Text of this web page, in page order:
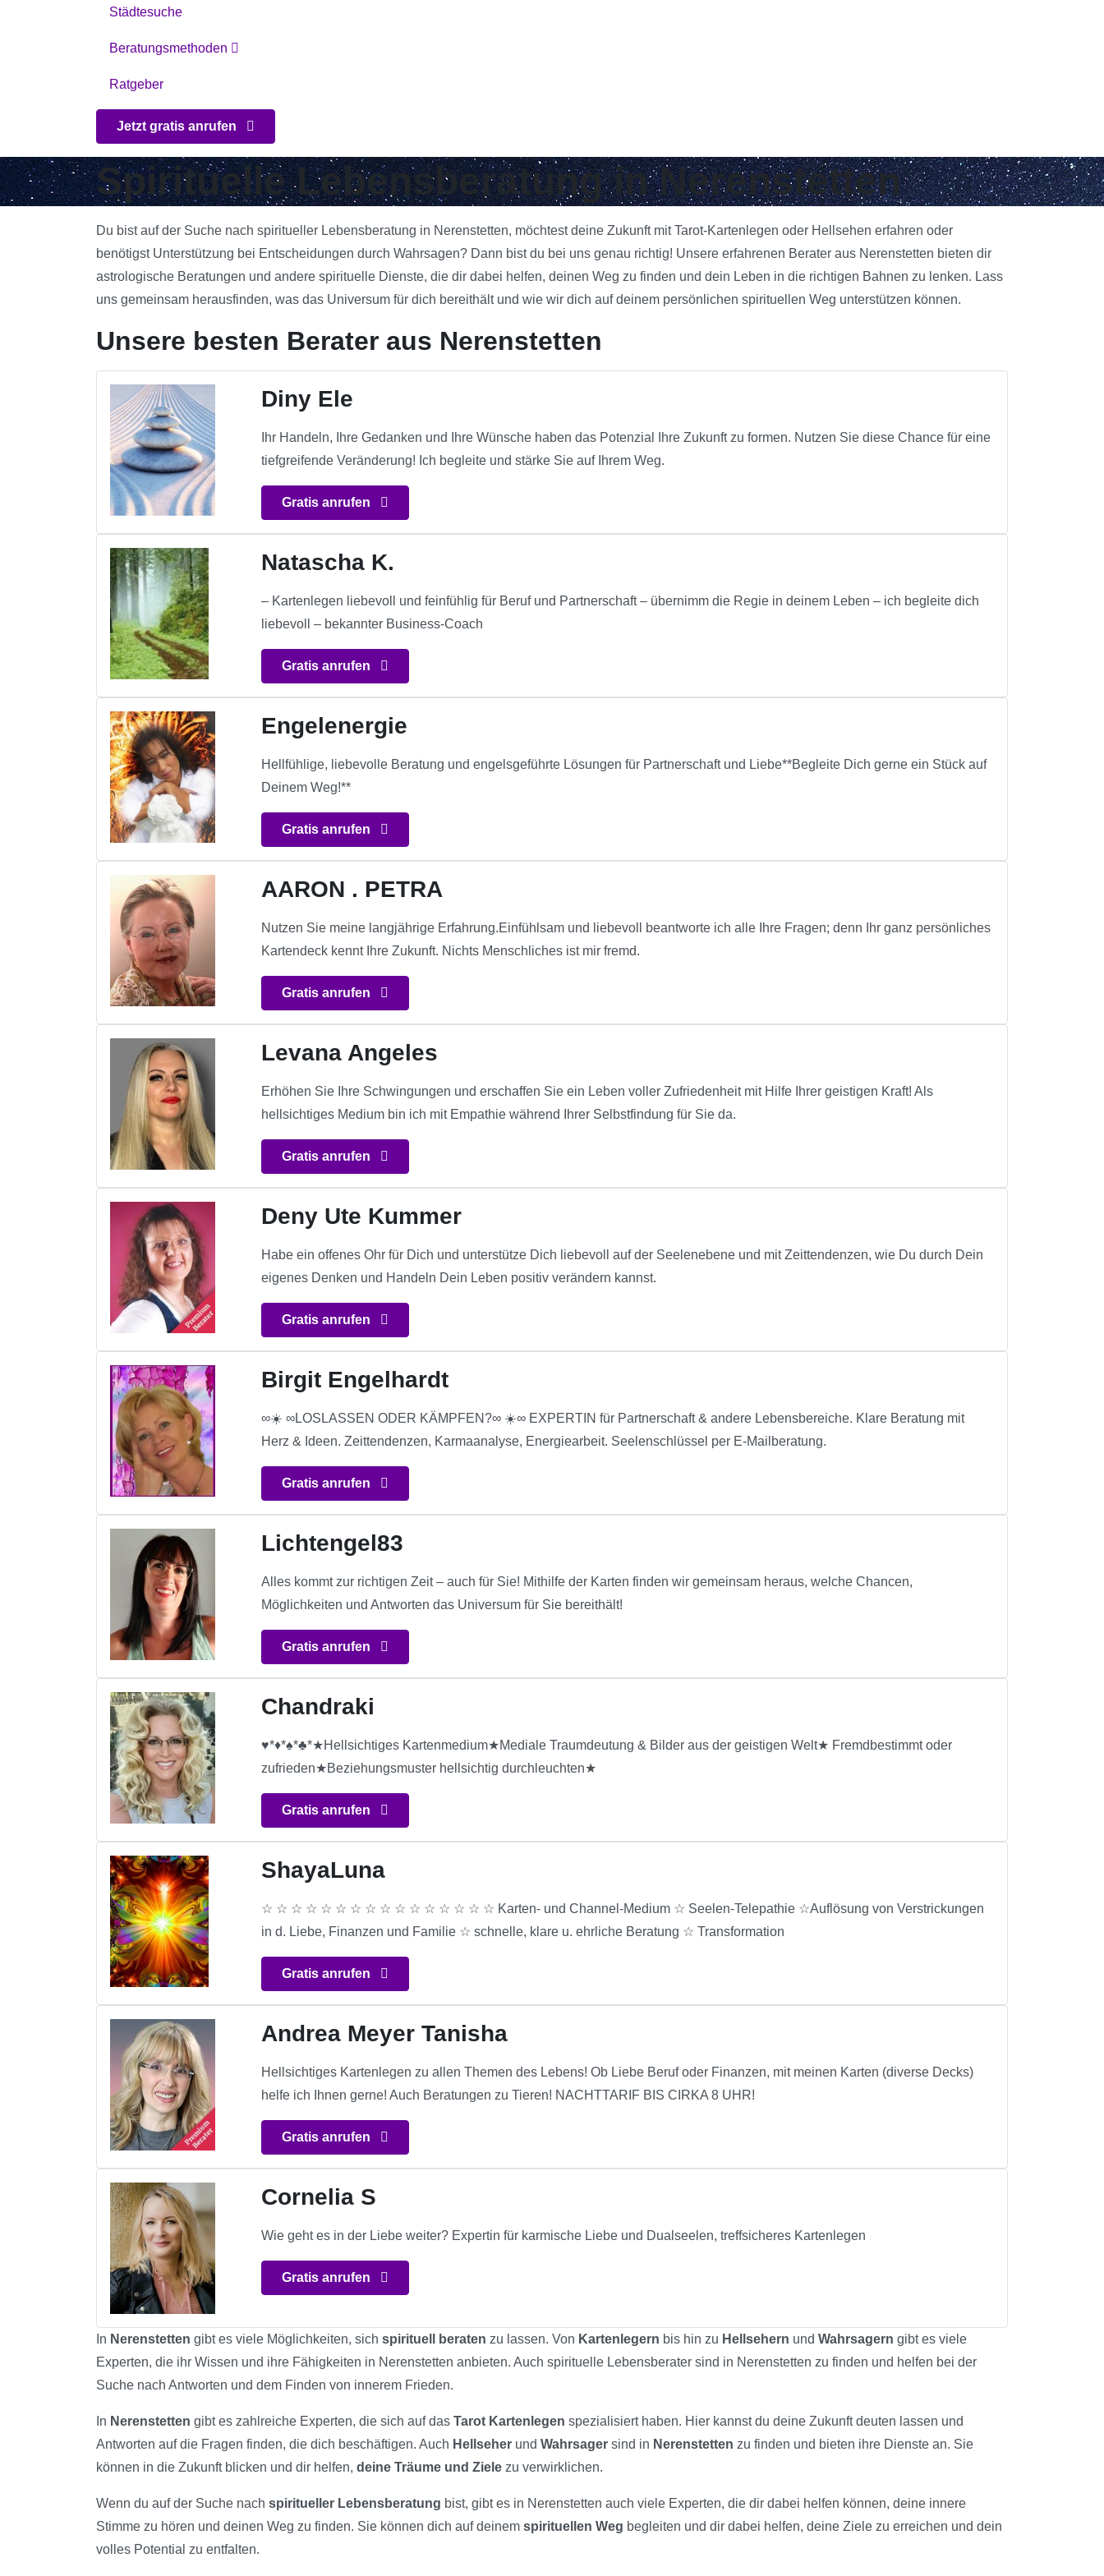
Städtesuche
Beratungsmethoden
Ratgeber
Jetzt gratis anrufen
Spirituelle Lebensberatung in Nerenstetten
Du bist auf der Suche nach spiritueller Lebensberatung in Nerenstetten, möchtest deine Zukunft mit Tarot-Kartenlegen oder Hellsehen erfahren oder
benötigst Unterstützung bei Entscheidungen durch Wahrsagen? Dann bist du bei uns genau richtig! Unsere erfahrenen Berater aus Nerenstetten bieten dir
astrologische Beratungen und andere spirituelle Dienste, die dir dabei helfen, deinen Weg zu finden und dein Leben in die richtigen Bahnen zu lenken. Lass
uns gemeinsam herausfinden, was das Universum für dich bereithält und wie wir dich auf deinem persönlichen spirituellen Weg unterstützen können.
Unsere besten Berater aus Nerenstetten
Diny Ele
Ihr Handeln, Ihre Gedanken und Ihre Wünsche haben das Potenzial Ihre Zukunft zu formen. Nutzen Sie diese Chance für eine
tiefgreifende Veränderung! Ich begleite und stärke Sie auf Ihrem Weg.
Gratis anrufen
Natascha K.
– Kartenlegen liebevoll und feinfühlig für Beruf und Partnerschaft – übernimm die Regie in deinem Leben – ich begleite dich
liebevoll – bekannter Business-Coach
Gratis anrufen
Engelenergie
Hellfühlige, liebevolle Beratung und engelsgeführte Lösungen für Partnerschaft und Liebe**Begleite Dich gerne ein Stück auf
Deinem Weg!**
Gratis anrufen
AARON . PETRA
Nutzen Sie meine langjährige Erfahrung.Einfühlsam und liebevoll beantworte ich alle Ihre Fragen; denn Ihr ganz persönliches
Kartendeck kennt Ihre Zukunft. Nichts Menschliches ist mir fremd.
Gratis anrufen
Levana Angeles
Erhöhen Sie Ihre Schwingungen und erschaffen Sie ein Leben voller Zufriedenheit mit Hilfe Ihrer geistigen Kraft! Als
hellsichtiges Medium bin ich mit Empathie während Ihrer Selbstfindung für Sie da.
Gratis anrufen
Deny Ute Kummer
Habe ein offenes Ohr für Dich und unterstütze Dich liebevoll auf der Seelenebene und mit Zeittendenzen, wie Du durch Dein
eigenes Denken und Handeln Dein Leben positiv verändern kannst.
Gratis anrufen
Birgit Engelhardt
∞☀️ ∞LOSLASSEN ODER KÄMPFEN?∞ ☀️∞ EXPERTIN für Partnerschaft & andere Lebensbereiche. Klare Beratung mit
Herz & Ideen. Zeittendenzen, Karmaanalyse, Energiearbeit. Seelenschlüssel per E-Mailberatung.
Gratis anrufen
Lichtengel83
Alles kommt zur richtigen Zeit – auch für Sie! Mithilfe der Karten finden wir gemeinsam heraus, welche Chancen,
Möglichkeiten und Antworten das Universum für Sie bereithält!
Gratis anrufen
Chandraki
♥*♦*♠*♣*★Hellsichtiges Kartenmedium★Mediale Traumdeutung & Bilder aus der geistigen Welt★ Fremdbestimmt oder
zufrieden★Beziehungsmuster hellsichtig durchleuchten★
Gratis anrufen
ShayaLuna
☆ ☆ ☆ ☆ ☆ ☆ ☆ ☆ ☆ ☆ ☆ ☆ ☆ ☆ ☆ ☆ Karten- und Channel-Medium ☆ Seelen-Telepathie ☆Auflösung von Verstrickungen
in d. Liebe, Finanzen und Familie ☆ schnelle, klare u. ehrliche Beratung ☆ Transformation
Gratis anrufen
Andrea Meyer Tanisha
Hellsichtiges Kartenlegen zu allen Themen des Lebens! Ob Liebe Beruf oder Finanzen, mit meinen Karten (diverse Decks)
helfe ich Ihnen gerne! Auch Beratungen zu Tieren! NACHTTARIF BIS CIRKA 8 UHR!
Gratis anrufen
Cornelia S
Wie geht es in der Liebe weiter? Expertin für karmische Liebe und Dualseelen, treffsicheres Kartenlegen
Gratis anrufen
In Nerenstetten gibt es viele Möglichkeiten, sich spirituell beraten zu lassen. Von Kartenlegern bis hin zu Hellsehern und Wahrsagern gibt es viele
Experten, die ihr Wissen und ihre Fähigkeiten in Nerenstetten anbieten. Auch spirituelle Lebensberater sind in Nerenstetten zu finden und helfen bei der
Suche nach Antworten und dem Finden von innerem Frieden.
In Nerenstetten gibt es zahlreiche Experten, die sich auf das Tarot Kartenlegen spezialisiert haben. Hier kannst du deine Zukunft deuten lassen und
Antworten auf die Fragen finden, die dich beschäftigen. Auch Hellseher und Wahrsager sind in Nerenstetten zu finden und bieten ihre Dienste an. Sie
können in die Zukunft blicken und dir helfen, deine Träume und Ziele zu verwirklichen.
Wenn du auf der Suche nach spiritueller Lebensberatung bist, gibt es in Nerenstetten auch viele Experten, die dir dabei helfen können, deine innere
Stimme zu hören und deinen Weg zu finden. Sie können dich auf deinem spirituellen Weg begleiten und dir dabei helfen, deine Ziele zu erreichen und dein
volles Potential zu entfalten.